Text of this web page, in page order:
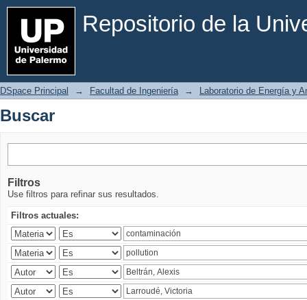
Repositorio de la
Buscar
DSpace Principal → Facultad de Ingeniería → Laboratorio de Energía y
Buscar
Filtros
Use filtros para refinar sus resultados.
Filtros actuales: